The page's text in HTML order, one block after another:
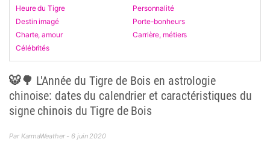
Heure du Tigre
Personnalité
Destin imagé
Porte-bonheurs
Charte, amour
Carrière, métiers
Célébrités
🐯🌳 L'Année du Tigre de Bois en astrologie
chinoise: dates du calendrier et caractéristiques du
signe chinois du Tigre de Bois
Par KarmaWeather - 6 juin 2020